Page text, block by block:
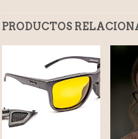
PRODUCTOS